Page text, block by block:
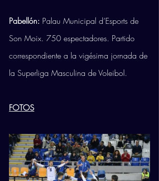
Pabellón: Palau Municipal d’Esports de
Son Moix. 750 espectadores. Partido
correspondiente a la vigésima jornada de
la Superliga Masculina de Voleibol.
FOTOS